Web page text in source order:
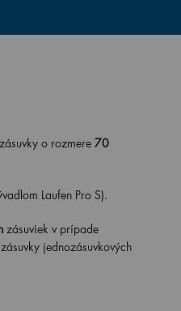
o rozmere 70
Laufen Pro S).
zásuviek v prípade
jednozásuvkových